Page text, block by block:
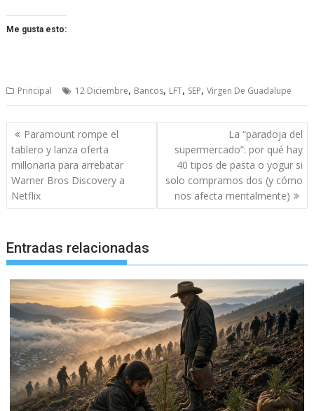
Me gusta esto:
Principal 12 Diciembre, Bancos, LFT, SEP,Virgen De Guadalupe
Navegación
de
entradas
Paramount rompe el
tablero y lanza oferta
millonaria para arrebatar
Warner Bros Discovery a
Netflix
La “paradoja del
supermercado”: por qué hay
40 tipos de pasta o yogur si
solo compramos dos (y cómo
nos afecta mentalmente)
Entradas relacionadas